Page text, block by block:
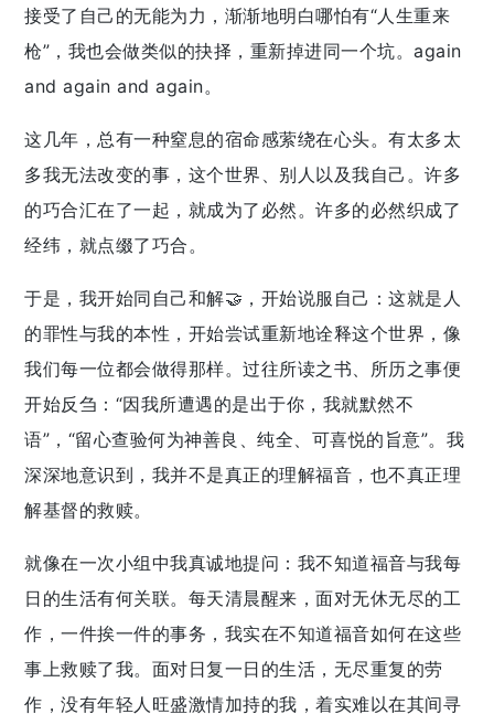
接受了自己的无能为力，渐渐地明白哪怕有“人生重来
枪”，我也会做类似的抉择，重新掉进同一个坑。again
and again and again。
这几年，总有一种窒息的宿命感萦绕在心头。有太多太
多我无法改变的事，这个世界、别人以及我自己。许多
的巧合汇在了一起，就成为了必然。许多的必然织成了
经纬，就点缀了巧合。
于是，我开始同自己和解🤝，开始说服自己：这就是人
的罪性与我的本性，开始尝试重新地诠释这个世界，像
我们每一位都会做得那样。过往所读之书、所历之事便
开始反刍：“因我所遭遇的是出于你，我就默然不
语”，“留心查验何为神善良、纯全、可喜悦的旨意”。我
深深地意识到，我并不是真正的理解福音，也不真正理
解基督的救赎。
就像在一次小组中我真诚地提问：我不知道福音与我每
日的生活有何关联。每天清晨醒来，面对无休无尽的工
作，一件挨一件的事务，我实在不知道福音如何在这些
事上救赎了我。面对日复一日的生活，无尽重复的劳
作，没有年轻人旺盛激情加持的我，着实难以在其间寻